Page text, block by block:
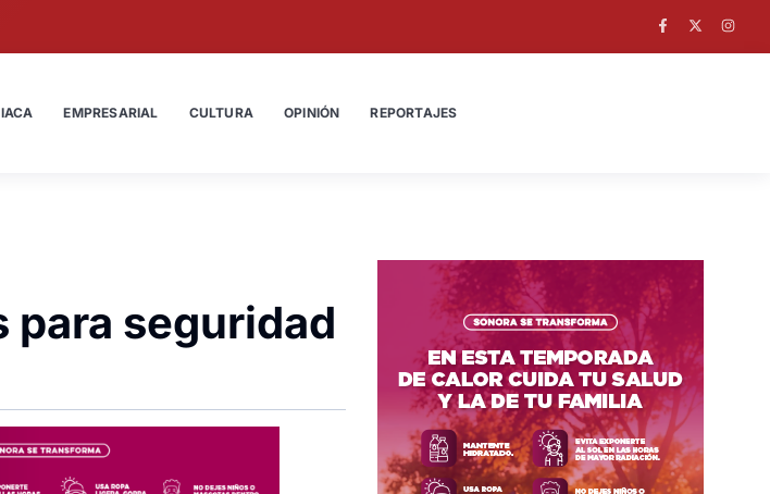
EMPRESARIAL CULTURA OPINIÓN REPORTAJES
para seguridad